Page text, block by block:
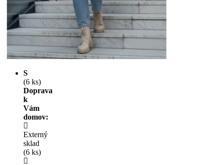
S
(6 ks)
Doprava
k
Vám
domov:
Externý
sklad
(6 ks)